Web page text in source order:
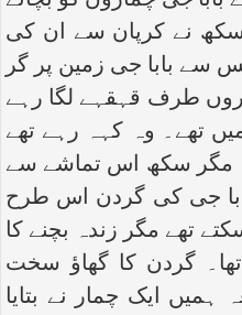
سکھ نے کرپان سے ان کی
سے بابا جی زمین پر گر
طرف قہقہے لگا رہے
تھے۔ وہ کہہ رہے تھے
مگر سکھ اس تماشے سے
جی کی گردن اس طرح
تھے مگر زندہ بچنے کا
گردن کا گھاؤ سخت
ہمیں ایک چمار نے بتایا